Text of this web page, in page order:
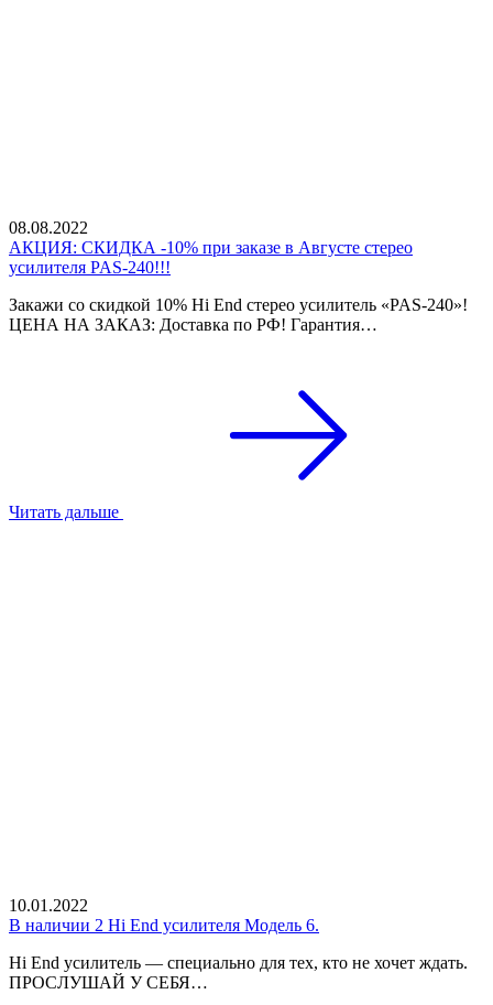
08.08.2022
АКЦИЯ: СКИДКА -10% при заказе в Августе стерео
усилителя PAS-240!!!
Закажи со скидкой 10% Hi End стерео усилитель «PAS-240»!
ЦЕНА НА ЗАКАЗ: Доставка по РФ! Гарантия…
Читать дальше
10.01.2022
В наличии 2 Hi End усилителя Модель 6.
Hi End усилитель — специально для тех, кто не хочет ждать.
ПРОСЛУШАЙ У СЕБЯ…